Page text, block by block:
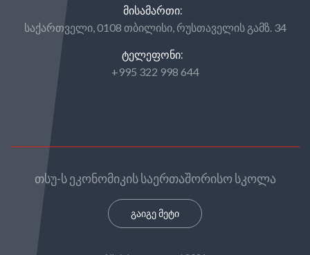
ᲛᲘᲡᲐᲛᲐᲠᲗᲘ:
საქართველი, 0108 თბილისი, რუსთაველის გამზ. 34
ᲢᲔᲚᲔᲤᲝᲜᲘ:
+995 322 998 644
თსუ-ს ეკონომიკის საერთაშორისო სკოლა
გაიგე მეტი